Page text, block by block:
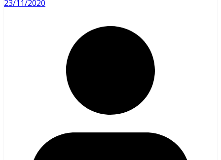
23/11/2020